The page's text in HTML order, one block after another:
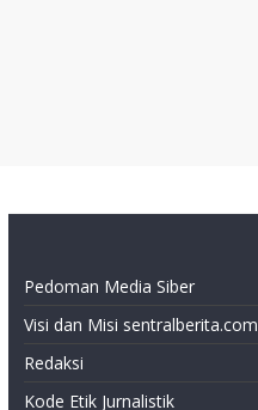
Pedoman Media Siber
Visi dan Misi sentralberita.com
Redaksi
Kode Etik Jurnalistik